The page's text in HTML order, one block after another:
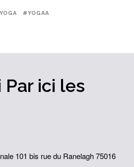
#YOGAA
Par ici les
101 bis rue du Ranelagh75016